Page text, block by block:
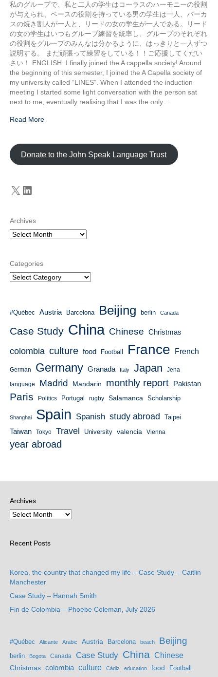
私のグループで、私と二人の学生はコーラスのハーモニーの役割
が与えられ、ベースの役割を持っている男の学生は一人、パーカ
スの焼き割人が一人と、リードの女の学生が一人である。リード
の女の学生はいつもグループ練習を統率し、グループのそれぞれ
の役割をグループのみんなは分かるように、はっきりと一人ずつ
説明する。 まだ頑張って練習をしている！！ご応援してくだい
さい！ ENGLISH: I finally joined the A cappella society! Around
the beginning of this semester, I joined the A Capella society of
my university called “LINES”. When I attended the induction
meeting I started some light conversation with the person sat
next to me, eventually realising that I was the only…
Read More
Donate to the John Speak Language Trust
X LinkedIn
Archives
Categories
#Québec Austria Barcelona Beijing berlin Canada
Case Study China Chinese Christmas
colombia culture food Football France French
German Germany Granada Italy Japan Jena
language Madrid Mandarin monthly report Pakistan
Paris Politics Portugal rugby Salamanca Scholarship
Shanghai Spain Spanish study abroad Taipei
Taiwan Tokyo Travel University valencia Vienna
year abroad
Archives
Recent Posts
Korea, the country that changed my life – Case Study – Caitlin
Manchester
Case Study – Hannah Smith
Fin de Colombia – Phoebe Coleman, July 2026
#Québec Alicante Arabic Austria Barcelona beach Beijing
berlin Bogota Canada Case Study China Chinese
Christmas colombia culture Cádiz education food Football